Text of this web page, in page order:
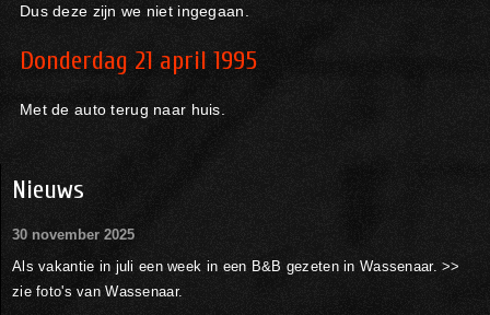
Dus deze zijn we niet ingegaan.
Donderdag 21 april 1995
Met de auto terug naar huis.
Nieuws
30 november 2025
Als vakantie in juli een week in een B&B gezeten in Wassenaar. >>
zie foto's van Wassenaar.